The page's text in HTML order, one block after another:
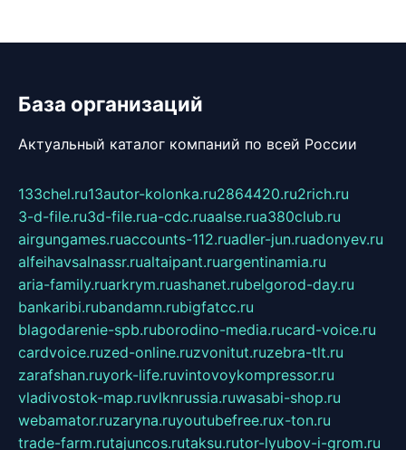
База организаций
Актуальный каталог компаний по всей России
133chel.ru13autor-kolonka.ru2864420.ru2rich.ru
3-d-file.ru3d-file.rua-cdc.ruaalse.rua380club.ru
airgungames.ruaccounts-112.ruadler-jun.ruadonyev.ru
alfeihavsalnassr.rualtaipant.ruargentinamia.ru
aria-family.ruarkrym.ruashanet.rubelgorod-day.ru
bankaribi.rubandamn.rubigfatcc.ru
blagodarenie-spb.ruborodino-media.rucard-voice.ru
cardvoice.ruzed-online.ruzvonitut.ruzebra-tlt.ru
zarafshan.ruyork-life.ruvintovoykompressor.ru
vladivostok-map.ruvlknrussia.ruwasabi-shop.ru
webamator.ruzaryna.ruyoutubefree.rux-ton.ru
trade-farm.rutajuncos.rutaksu.rutor-lyubov-i-grom.ru